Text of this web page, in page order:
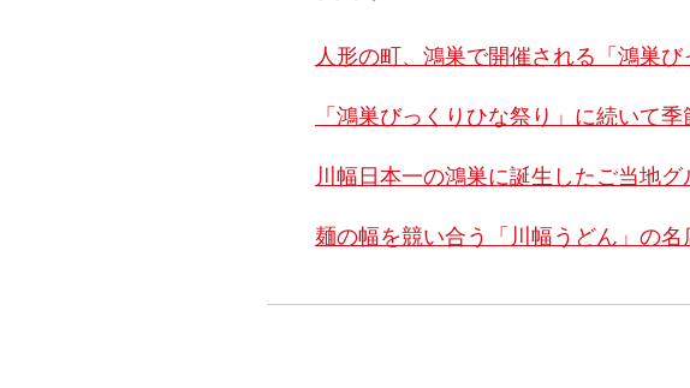
人形の町、鴻巣で開催される「鴻巣び
「鴻巣びっくりひな祭り」に続いて
川幅日本一の鴻巣に誕生したご当地グ
麺の幅を競い合う「川幅うどん」の名